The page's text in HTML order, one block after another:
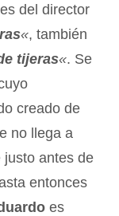
del director
«, también
tijeras«. Se
creado de
no llega a
justo antes de
entonces
es